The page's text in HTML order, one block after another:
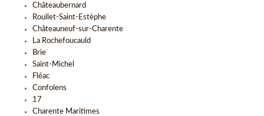
Châteaubernard
Roullet-Saint-Estèphe
Châteauneuf-sur-Charente
La Rochefoucauld
Brie
Saint-Michel
Fléac
Confolens
17
Charente Maritimes